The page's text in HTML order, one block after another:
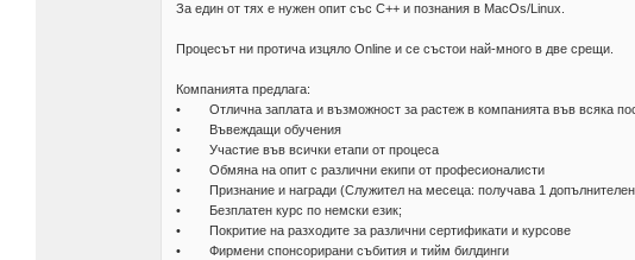
За един от тях е нужен опит със С++ и познания в MacOs/Linux.
Процесът ни протича изцяло Online и се състои най-много в две срещи.
Компанията предлага:
• Отлична заплата и възможност за растеж в компанията във всяка
• Въвеждащи обучения
• Участие във всички етапи от процеса
• Обмяна на опит с различни екипи от професионалисти
• Признание и награди (Служител на месеца: получава 1 допълнителен
• Безплатен курс по немски език;
• Покритие на разходите за различни сертификати и курсове
• Фирмени спонсорирани събития и тийм билдинги